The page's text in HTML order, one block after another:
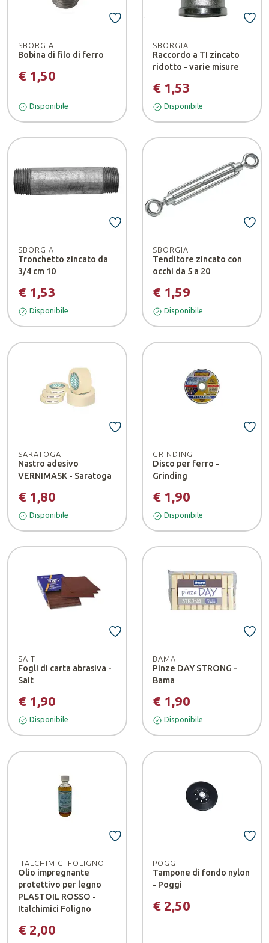
SBORGIA
Bobina di filo di ferro
€ 1,50
Disponibile
SBORGIA
Raccordo a TI zincato
ridotto - varie misure
€ 1,53
Disponibile
SBORGIA
Tronchetto zincato da
3/4 cm 10
€ 1,53
Disponibile
SBORGIA
Tenditore zincato con
occhi da 5 a 20
€ 1,59
Disponibile
SARATOGA
Nastro adesivo
VERNIMASK - Saratoga
€ 1,80
Disponibile
GRINDING
Disco per ferro -
Grinding
€ 1,90
Disponibile
SAIT
Fogli di carta abrasiva -
Sait
€ 1,90
Disponibile
BAMA
Pinze DAY STRONG -
Bama
€ 1,90
Disponibile
ITALCHIMICI FOLIGNO
Olio impregnante
protettivo per legno
PLASTOIL ROSSO -
Italchimici Foligno
€ 2,00
POGGI
Tampone di fondo nylon
- Poggi
€ 2,50